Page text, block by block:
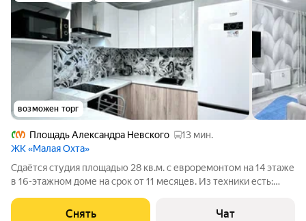
возможен торг
Площадь Александра Невского
13 мин.
ЖК «Малая Охта»
Сдаётся студия площадью 28 кв.м. с евроремонтом на 14 этаже
в 16-этажном доме на срок от 11 месяцев. Из техники есть:
Микроволновка Пылесос Дом - монолитный, окна выходят воСнять Чат